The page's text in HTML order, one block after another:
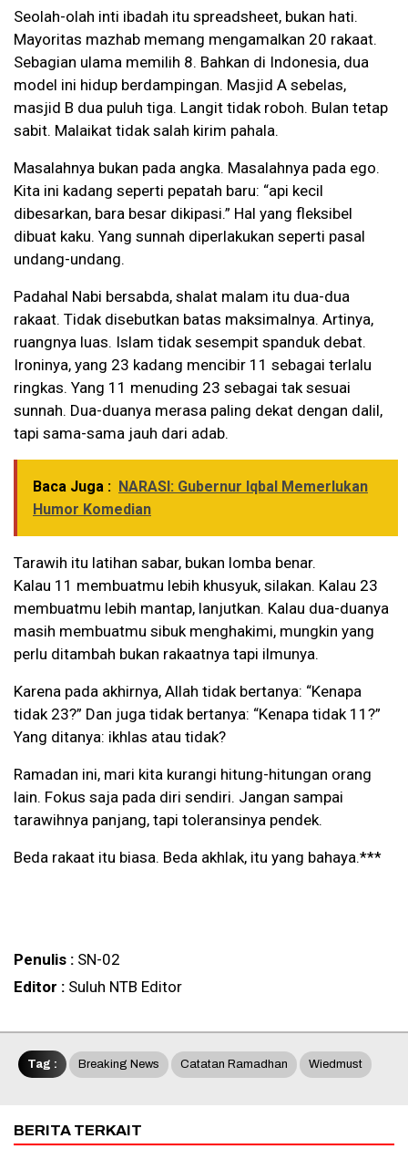
Seolah-olah inti ibadah itu spreadsheet, bukan hati.
Mayoritas mazhab memang mengamalkan 20 rakaat.
Sebagian ulama memilih 8. Bahkan di Indonesia, dua
model ini hidup berdampingan. Masjid A sebelas,
masjid B dua puluh tiga. Langit tidak roboh. Bulan tetap
sabit. Malaikat tidak salah kirim pahala.
Masalahnya bukan pada angka. Masalahnya pada ego.
Kita ini kadang seperti pepatah baru: “api kecil
dibesarkan, bara besar dikipasi.” Hal yang fleksibel
dibuat kaku. Yang sunnah diperlakukan seperti pasal
undang-undang.
Padahal Nabi bersabda, shalat malam itu dua-dua
rakaat. Tidak disebutkan batas maksimalnya. Artinya,
ruangnya luas. Islam tidak sesempit spanduk debat.
Ironinya, yang 23 kadang mencibir 11 sebagai terlalu
ringkas. Yang 11 menuding 23 sebagai tak sesuai
sunnah. Dua-duanya merasa paling dekat dengan dalil,
tapi sama-sama jauh dari adab.
Baca Juga : NARASI: Gubernur Iqbal Memerlukan
Humor Komedian
Tarawih itu latihan sabar, bukan lomba benar.
Kalau 11 membuatmu lebih khusyuk, silakan. Kalau 23
membuatmu lebih mantap, lanjutkan. Kalau dua-duanya
masih membuatmu sibuk menghakimi, mungkin yang
perlu ditambah bukan rakaatnya tapi ilmunya.
Karena pada akhirnya, Allah tidak bertanya: “Kenapa
tidak 23?” Dan juga tidak bertanya: “Kenapa tidak 11?”
Yang ditanya: ikhlas atau tidak?
Ramadan ini, mari kita kurangi hitung-hitungan orang
lain. Fokus saja pada diri sendiri. Jangan sampai
tarawihnya panjang, tapi toleransinya pendek.
Beda rakaat itu biasa. Beda akhlak, itu yang bahaya.***
Penulis : SN-02
Editor : Suluh NTB Editor
Tag : Breaking News Catatan Ramadhan Wiedmust
BERITA TERKAIT